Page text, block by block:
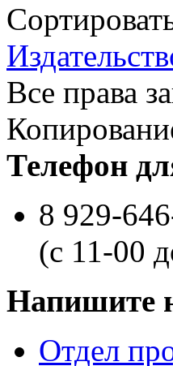
Все права
Телефон
8 929-
(с 11-00
Напишите
Отдел